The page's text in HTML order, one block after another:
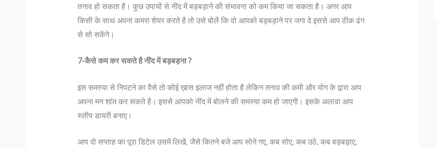
तनाव हो सकता है। कुछ उपायों से नींद में बड़बड़ाने की संभावना को कम किया जा सकता है। अगर आप
किसी के साथ अपना कमरा शेयर करते है तो उसे बोलें कि वो आपको बड़बड़ाने पर जगा दे इससे आप ठीक ढंग
से सो सकेंगे।
7-कैसे कम कर सकते है नींद में बड़बड़ना ?
इस समस्या से निपटने का वैसे तो कोई ख़ास इलाज नहीं होता है लेकिन तनाव की कमी और योग के द्वारा आप
अपना मन शांत कर सकते है। इससे आपको नींद में बोलने की समस्या कम हो जाएगी। इसके अलावा आप
स्लीप डायरी बनाए।
आप दो सप्ताह का पूरा डिटेल उसमें लिखें, जैसे कितने बजे आप सोने गए, कब सोए, कब उठे, कब बड़बड़ाए,